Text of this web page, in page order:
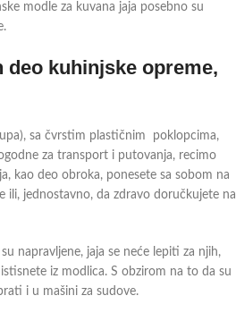
modle za kuvana jaja posebno su
deo kuhinjske opreme,
sa čvrstim plastičnim poklopcima,
za transport i putovanja, recimo
kao deo obroka, ponesete sa sobom na
ili, jednostavno, da zdravo doručkujete na
napravljene, jaja se neće lepiti za njih,
iz modlica. S obzirom na to da su
i u mašini za sudove.